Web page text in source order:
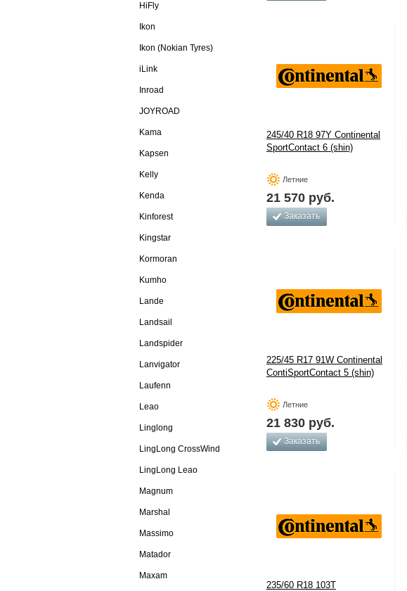
HiFly
Ikon
Ikon (Nokian Tyres)
iLink
Inroad
JOYROAD
Kama
Kapsen
Kelly
Kenda
Kinforest
Kingstar
Kormoran
Kumho
Lande
Landsail
Landspider
Lanvigator
Laufenn
Leao
Linglong
LingLong CrossWind
LingLong Leao
Magnum
Marshal
Massimo
Matador
Maxam
245/40 R18 97Y Continental
SportContact 6 (shin)
Летние
21 570 руб.
Заказать
225/45 R17 91W Continental
ContiSportContact 5 (shin)
Летние
21 830 руб.
Заказать
235/60 R18 103T